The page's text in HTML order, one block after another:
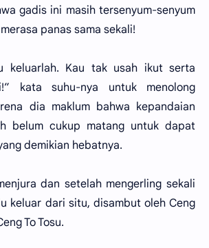
gadis ini masih tersenyum-senyum
panas sama sekali!
keluarlah. Kau tak usah ikut serta
kata suhu-nya untuk menolong
dia maklum bahwa kepandaian
belum cukup matang untuk dapat
demikian hebatnya.
dan setelah mengerling sekali
keluar dari situ, disambut oleh Ceng
To Tosu.